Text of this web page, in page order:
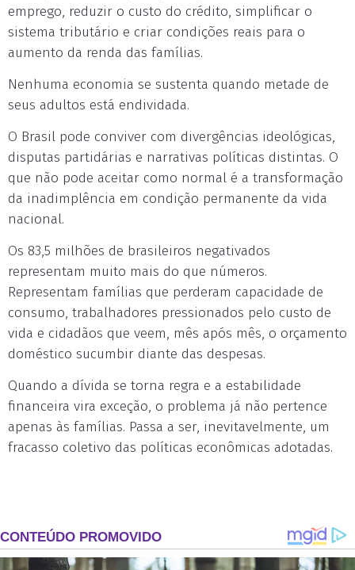
emprego, reduzir o custo do crédito, simplificar o
sistema tributário e criar condições reais para o
aumento da renda das famílias.
Nenhuma economia se sustenta quando metade de
seus adultos está endividada.
O Brasil pode conviver com divergências ideológicas,
disputas partidárias e narrativas políticas distintas. O
que não pode aceitar como normal é a transformação
da inadimplência em condição permanente da vida
nacional.
Os 83,5 milhões de brasileiros negativados
representam muito mais do que números.
Representam famílias que perderam capacidade de
consumo, trabalhadores pressionados pelo custo de
vida e cidadãos que veem, mês após mês, o orçamento
doméstico sucumbir diante das despesas.
Quando a dívida se torna regra e a estabilidade
financeira vira exceção, o problema já não pertence
apenas às famílias. Passa a ser, inevitavelmente, um
fracasso coletivo das políticas econômicas adotadas.